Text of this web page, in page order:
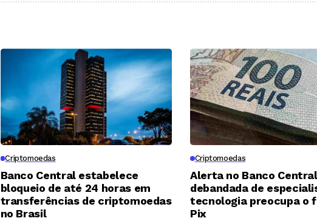
Criptomoedas
Banco Central estabelece
bloqueio de até 24 horas em
transferências de criptomoedas
no Brasil
Criptomoedas
Alerta no Banco
debandada de
tecnologia preocupa o
Pix